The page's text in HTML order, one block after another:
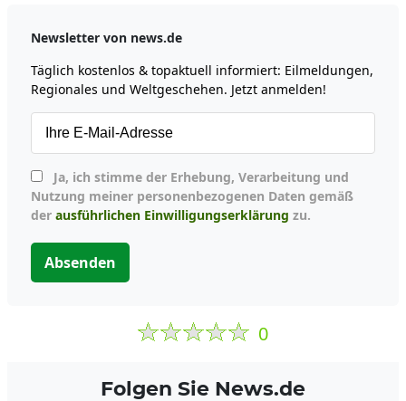
Newsletter von news.de
Täglich kostenlos & topaktuell informiert: Eilmeldungen,
Regionales und Weltgeschehen. Jetzt anmelden!
Nutzung meiner personenbezogenen Daten gemäß
der ausführlichen Einwilligungserklärung zu.
Absenden
0
Folgen Sie News.de